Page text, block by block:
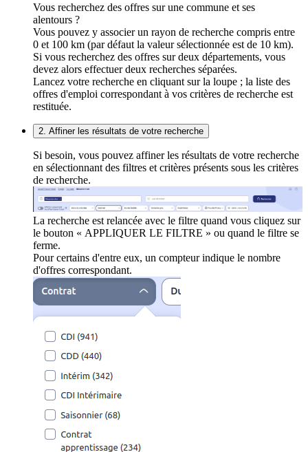
Vous recherchez des offres sur une commune et ses
alentours ?
Vous pouvez y associer un rayon de recherche compris entre
0 et 100 km (par défaut la valeur sélectionnée est de 10 km).
Si vous recherchez des offres sur deux départements, vous
devez alors effectuer deux recherches séparées.
Lancez votre recherche en cliquant sur la loupe ; la liste des
offres d'emploi correspondant à vos critères de recherche est
restituée.
2. Affiner les résultats de votre recherche
Si besoin, vous pouvez affiner les résultats de votre recherche
en sélectionnant des filtres et critères présents sous les critères
de recherche.
La recherche est relancée avec le filtre quand vous cliquez sur
le bouton « APPLIQUER LE FILTRE » ou quand le filtre se
ferme.
Pour certains d'entre eux, un compteur indique le nombre
d'offres correspondant.